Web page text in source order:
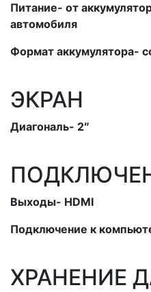
Питание- от
автомобиля
Формат аккумулятора-
ЭКРАН
Диагональ- 2″
Выходы- HDMI
Подключение к
ХРАНЕНИЕ